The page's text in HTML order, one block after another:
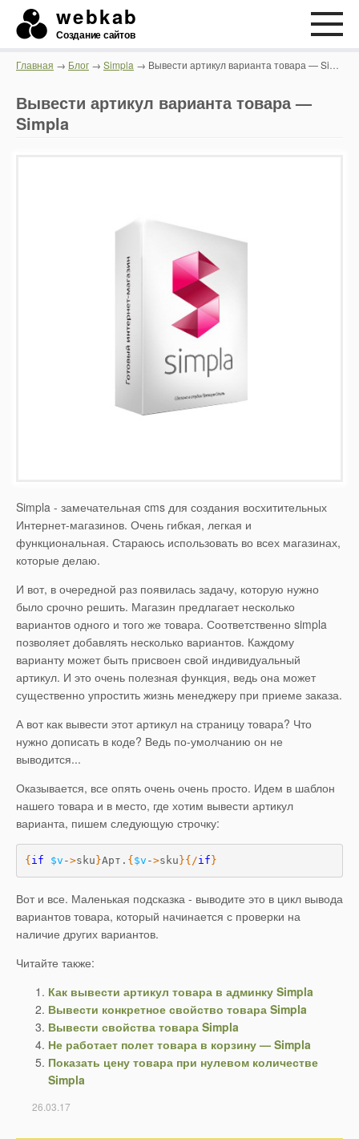
webkab
Создание сайтов
Вывести артикул варианта товара —
Simpla
Simpla - замечательная cms для создания восхитительных
Интернет-магазинов. Очень гибкая, легкая и
функциональная. Стараюсь использовать во всех магазинах,
которые делаю.
И вот, в очередной раз появилась задачу, которую нужно
было срочно решить. Магазин предлагает несколько
вариантов одного и того же товара. Соответственно simpla
позволяет добавлять несколько вариантов. Каждому
варианту может быть присвоен свой индивидуальный
артикул. И это очень полезная функция, ведь она может
существенно упростить жизнь менеджеру при приеме заказа.
А вот как вывести этот артикул на страницу товара? Что
нужно дописать в коде? Ведь по-умолчанию он не
выводится...
Оказывается, все опять очень очень просто. Идем в шаблон
нашего товара и в место, где хотим вывести артикул
варианта, пишем следующую строчку:
{ if $v ->sku }Арт. { $v ->sku }{ /if }
Вот и все. Маленькая подсказка - выводите это в цикл вывода
вариантов товара, который начинается с проверки на
наличие других вариантов.
Читайте также:
Как вывести артикул товара в админку Simpla
Вывести конкретное свойство товара Simpla
Вывести свойства товара Simpla
Не работает полет товара в корзину — Simpla
Показать цену товара при нулевом количестве
Simpla
26.03.17
Главная → Блог → Simpla → Вывести артикул варианта товара — Simpla